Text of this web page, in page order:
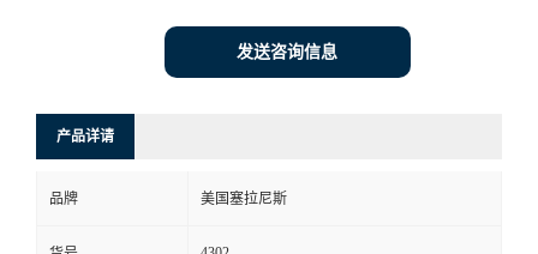
发送咨询信息
产品详请
品牌 美国塞拉尼斯